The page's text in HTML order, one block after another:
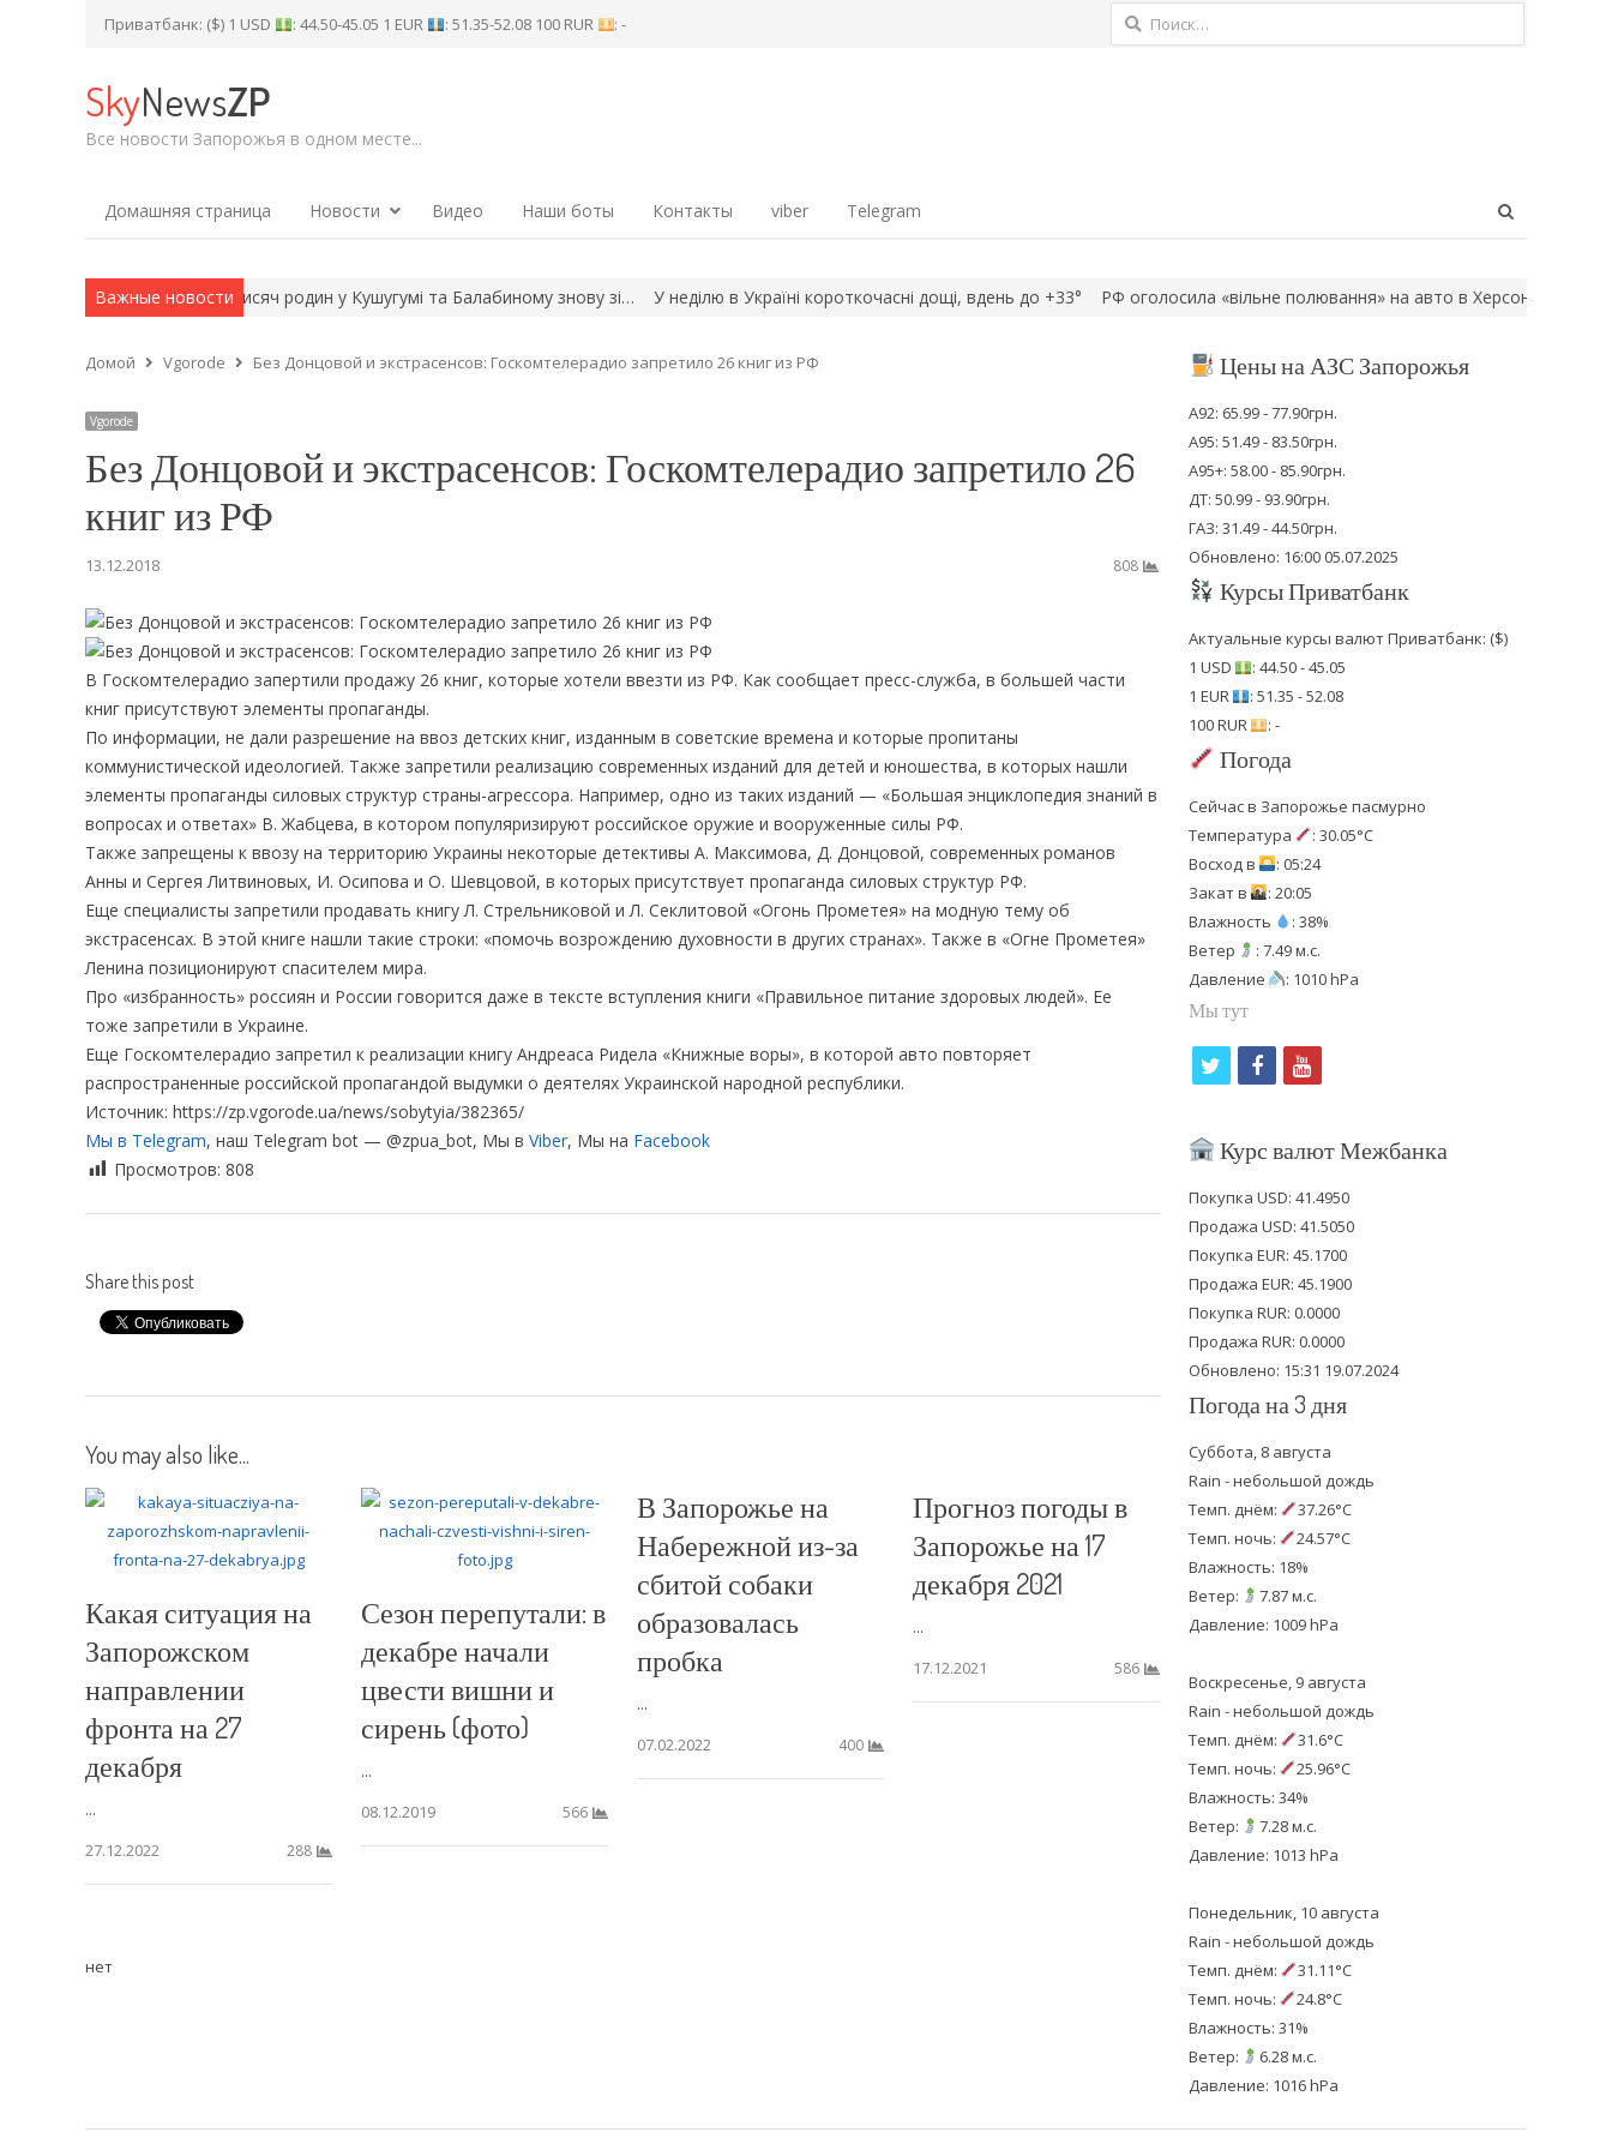
Приватбанк: ($) 1 USD : 44.50-45.05 1 EUR : 51.35-52.08 100 RUR : - Найти:
SkyNewsZP
Все новости Запорожья в одном месте...
Домашняя страница Новости Видео Наши боты Контакты viber Telegram
Важные новости
Понад 5 тисяч родин у Кушугумі та Балабиному знову зі… У неділю в Україні короткочасні дощі, вдень до +33° РФ оголосила «вільне полювання» на авто в Херсонській області,
Домой Vgorode Без Донцовой и экстрасенсов: Госкомтелерадио запретило 26 книг из РФ
Vgorode
Без Донцовой и экстрасенсов: Госкомтелерадио запретило 26
книг из РФ
13.12.2018 808
В Госкомтелерадио запертили продажу 26 книг, которые хотели ввезти из РФ. Как сообщает пресс-служба, в большей части
книг присутствуют элементы пропаганды.
По информации, не дали разрешение на ввоз детских книг, изданным в советские времена и которые пропитаны
коммунистической идеологией. Также запретили реализацию современных изданий для детей и юношества, в которых нашли
элементы пропаганды силовых структур страны-агрессора. Например, одно из таких изданий — «Большая энциклопедия знаний в
вопросах и ответах» В. Жабцева, в котором популяризируют российское оружие и вооруженные силы РФ.
Также запрещены к ввозу на территорию Украины некоторые детективы А. Максимова, Д. Донцовой, современных романов
Анны и Сергея Литвиновых, И. Осипова и О. Шевцовой, в которых присутствует пропаганда силовых структур РФ.
Еще специалисты запретили продавать книгу Л. Стрельниковой и Л. Секлитовой «Огонь Прометея» на модную тему об
экстрасенсах. В этой книге нашли такие строки: «помочь возрождению духовности в других странах». Также в «Огне Прометея»
Ленина позиционируют спасителем мира.
Про «избранность» россиян и России говорится даже в тексте вступления книги «Правильное питание здоровых людей». Ее
тоже запретили в Украине.
Еще Госкомтелерадио запретил к реализации книгу Андреаса Ридела «Книжные воры», в которой авто повторяет
распространенные российской пропагандой выдумки о деятелях Украинской народной республики.
Источник: https://zp.vgorode.ua/news/sobytyia/382365/
Мы в Telegram, наш Telegram bot — @zpua_bot, Мы в Viber, Мы на Facebook
Просмотров: 808
Share this post
You may also like...
Какая ситуация на
Запорожском
направлении
фронта на 27
декабря
...
27.12.2022
288
Сезон перепутали: в
декабре начали
цвести вишни и
сирень (фото)
...
08.12.2019
566
В Запорожье на
Набережной из-за
сбитой собаки
образовалась
пробка
...
07.02.2022
400
Прогноз погоды в
Запорожье на 17
декабря 2021
...
17.12.2021
586
нет
Цены на АЗС Запорожья
А92: 65.99 - 77.90грн.
А95: 51.49 - 83.50грн.
А95+: 58.00 - 85.90грн.
ДТ: 50.99 - 93.90грн.
ГАЗ: 31.49 - 44.50грн.
Обновлено: 16:00 05.07.2025
Курсы Приватбанк
Актуальные курсы валют Приватбанк: ($)
1 USD
: 44.50 - 45.05
1 EUR
: 51.35 - 52.08
100 RUR
: -
Погода
Сейчас в Запорожье пасмурно
Температура
: 30.05°C
Восход в
: 05:24
Закат в
: 20:05
Влажность
: 38%
Ветер
: 7.49 м.с.
Давление
: 1010 hPa
Мы тут
i
t
e
r
f
c
b
o
o
k
y
u
u
b
e
Курс валют Межбанка
Покупка USD: 41.4950
Продажа USD: 41.5050
Покупка EUR: 45.1700
Продажа EUR: 45.1900
Покупка RUR: 0.0000
Продажа RUR: 0.0000
Обновлено: 15:31 19.07.2024
Погода на 3 дня
Суббота, 8 августа
Rain - небольшой дождь
Темп. днём:
37.26°C
Темп. ночь:
24.57°C
Влажность: 18%
Ветер:
7.87 м.с.
Давление: 1009 hPa
Воскресенье, 9 августа
Rain - небольшой дождь
Темп. днём:
31.6°C
Темп. ночь:
25.96°C
Влажность: 34%
Ветер:
7.28 м.с.
Давление: 1013 hPa
Понедельник, 10 августа
Rain - небольшой дождь
Темп. днём:
31.11°C
Темп. ночь:
24.8°C
Влажность: 31%
Ветер:
6.28 м.с.
Давление: 1016 hPa